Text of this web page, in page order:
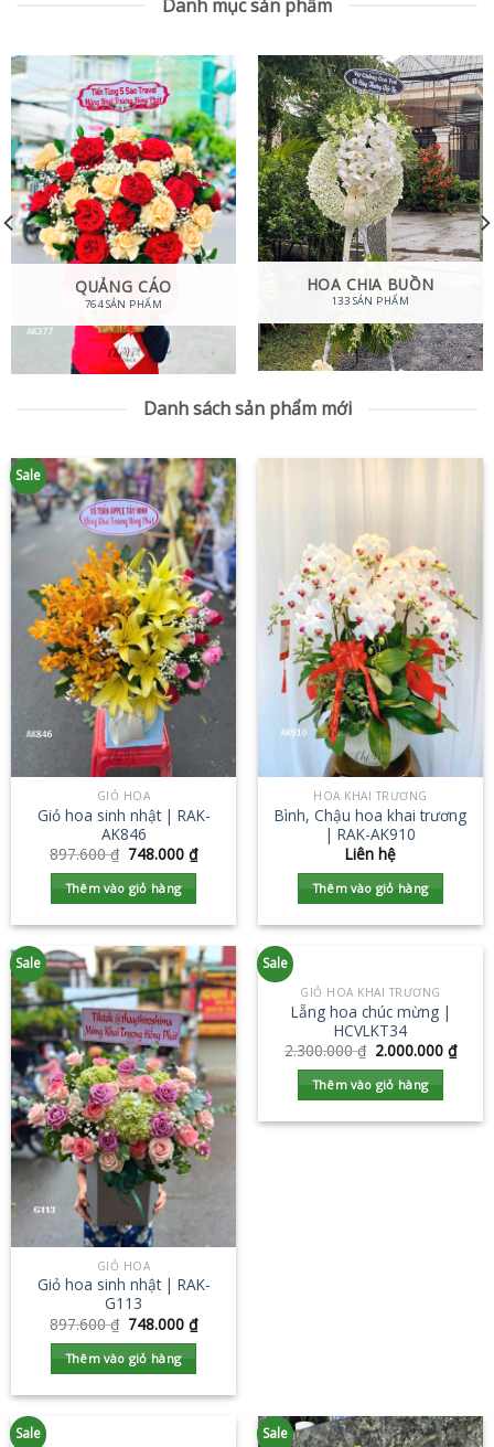
Danh mục sản phẩm
QUẢNG CÁO
764 SẢN PHẨM
HOA CHIA BUỒN
133 SẢN PHẨM
Danh sách sản phẩm mới
Sale
GIỎ HOA
Giỏ hoa sinh nhật | RAK-
AK846
897.600₫ 748.000₫
Thêm vào giỏ hàng
HOA KHAI TRƯƠNG
Bình, Chậu hoa khai trương
| RAK-AK910
Liên hệ
Thêm vào giỏ hàng
Sale
GIỎ HOA
Giỏ hoa sinh nhật | RAK-
G113
897.600₫ 748.000₫
Thêm vào giỏ hàng
Sale
GIỎ HOA KHAI TRƯƠNG
Lẵng hoa chúc mừng |
HCVLKT34
2.300.000₫ 2.000.000₫
Thêm vào giỏ hàng
Sale Sale